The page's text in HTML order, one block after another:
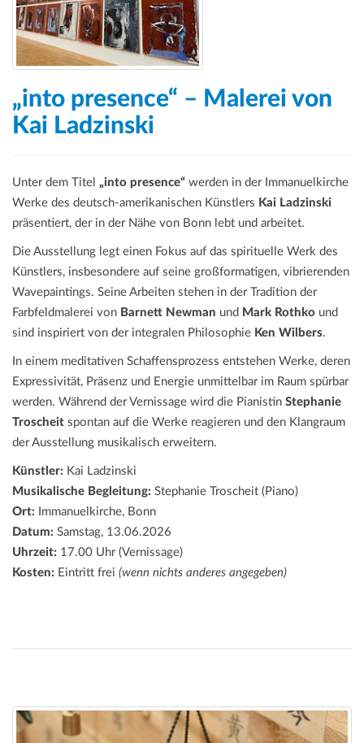
„into presence“ – Malerei von
Kai Ladzinski
Unter dem Titel „into presence“ werden in der Immanuelkirche
Werke des deutsch-amerikanischen Künstlers Kai Ladzinski
präsentiert, der in der Nähe von Bonn lebt und arbeitet.
Die Ausstellung legt einen Fokus auf das spirituelle Werk des
Künstlers, insbesondere auf seine großformatigen, vibrierenden
Wavepaintings. Seine Arbeiten stehen in der Tradition der
Farbfeldmalerei von Barnett Newman und Mark Rothko und
sind inspiriert von der integralen Philosophie Ken Wilbers.
In einem meditativen Schaffensprozess entstehen Werke, deren
Expressivität, Präsenz und Energie unmittelbar im Raum spürbar
werden. Während der Vernissage wird die Pianistin Stephanie
Troscheit spontan auf die Werke reagieren und den Klangraum
der Ausstellung musikalisch erweitern.
Künstler: Kai Ladzinski
Musikalische Begleitung: Stephanie Troscheit (Piano)
Ort: Immanuelkirche, Bonn
Datum: Samstag, 13.06.2026
Uhrzeit: 17.00 Uhr (Vernissage)
Kosten: Eintritt frei (wenn nichts anderes angegeben)